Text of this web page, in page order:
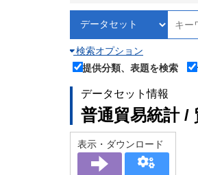
検索オプション
提供分類、表題を検索
データセット情報
普通貿易統計 /
表示・ダウンロード